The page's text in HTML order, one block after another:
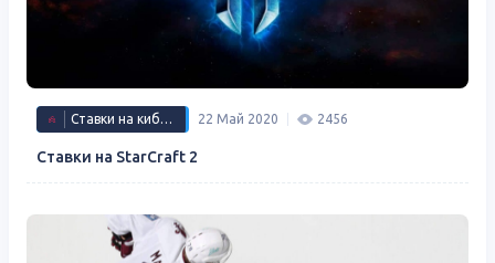
Ставки на киберспорт 22 Май 2020 2456
Ставки на StarCraft 2